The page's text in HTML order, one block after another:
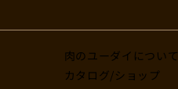
肉のユーダイについて
カタログ/ショップ